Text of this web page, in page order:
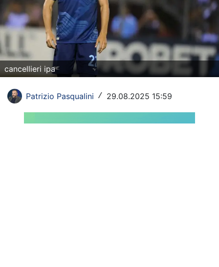
Serie A
Champions League
Europa League
Altri Sport
Formula 1
Tennis
cancellieri ipa
Patrizio Pasqualini / 29.08.2025 15:59